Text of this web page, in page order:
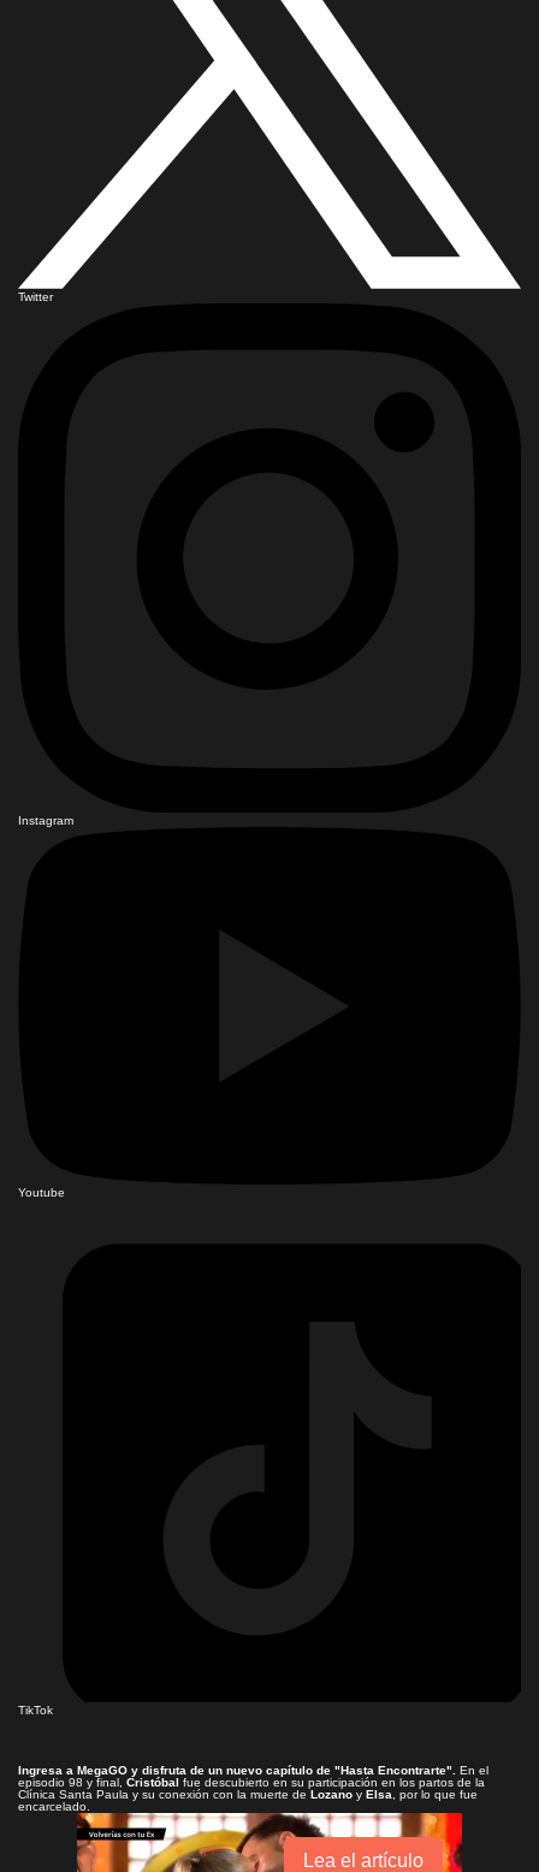
Twitter
Instagram
Youtube
TikTok
Ingresa a MegaGO y disfruta de un nuevo capítulo de "Hasta Encontrarte"
En el
episodio 98 y final, Cristóbal fue descubierto en su participación en los partos de la
Clínica Santa Paula y su conexión con la muerte de Lozano y Elsa , por lo que fue
encarcelado.
Lea el artículo